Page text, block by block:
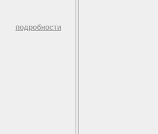
подробности